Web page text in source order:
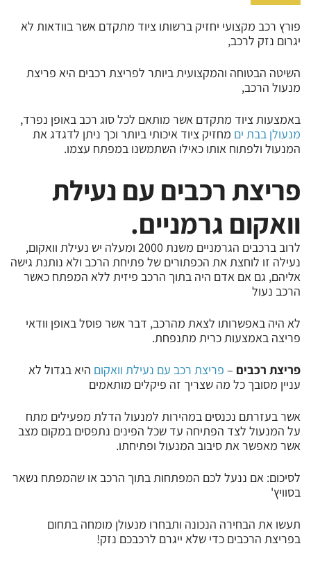
פורץ רכב מקצועי יחזיק ברשותו ציוד מתקדם אשר בוודאות לא
יגרום נזק לרכב,
השיטה הבטוחה והמקצועית ביותר לפריצת רכבים היא פריצת
מנעול הרכב,
באמצעות ציוד מתקדם אשר מותאם לכל סוג רכב באופן נפרד,
מנעולן בבת ים מחזיק ציוד איכותי ביותר וכך ניתן לדגדג את
המנעול ולפתוח אותו כאילו השתמשנו במפתח עצמו.
פריצת רכבים עם נעילת
וואקום גרמניים.
לרוב ברכבים הגרמניים משנת 2000 ומעלה יש נעילת וואקום,
נעילה זו לוחצת את הכפתורים של פתיחת הרכב ולא נותנת גישה
אליהם, גם אם אדם היה בתוך הרכב פיזית ללא המפתח כאשר
הרכב נעול
לא היה באפשרותו לצאת מהרכב, דבר אשר פוסל באופן וודאי
פריצה באמצעות כרית מתנפחת.
פריצת רכבים – פריצת רכב עם נעילת וואקום היא בגדול לא
עניין מסובך כל מה שצריך זה פיקלים מותאמים
אשר בעזרתם נכנסים במהירות למנעול הדלת מפעילים מתח
על המנעול לצד הפתיחה עד שכל הפינים נתפסים במקום מצב
אשר מאפשר את סיבוב המנעול ופתיחתו.
לסיכום: אם ננעל לכם המפתחות בתוך הרכב או שהמפתח נשאר
בסוויץ'
תעשו את הבחירה הנכונה ותבחרו מנעולן מומחה בתחום
בפריצת הרכבים כדי שלא ייגרם לרכבכם נזק!